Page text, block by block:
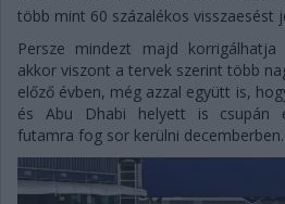
több mint 60 százalékos visszaesést
Persze mindezt majd
akkor viszont a tervek szerint több
előző évben, még azzal együtt is,
és Abu Dhabi helyett is csupán
futamra fog sor kerülni decemberben.